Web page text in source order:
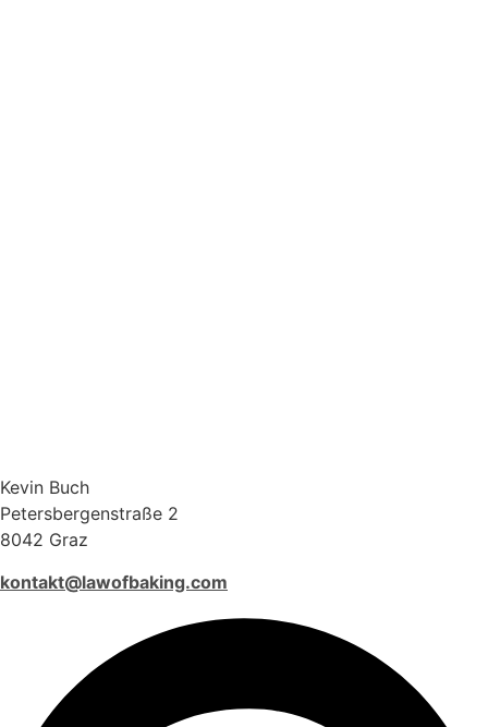
Kevin Buch
Petersbergenstraße 2
8042 Graz
kontakt@lawofbaking.com